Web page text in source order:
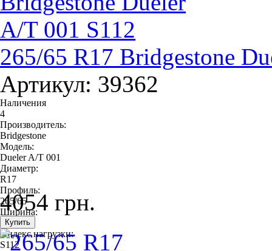
265/65 R17 Bridgestone
Артикул: 39362
Наличения
4
Производитель:
Bridgestone
Модель:
Dueler A/T 001
Диаметр:
R17
Профиль:
265/65
Ширина:
265
Индекс нагрузки:
S112
4054 грн.